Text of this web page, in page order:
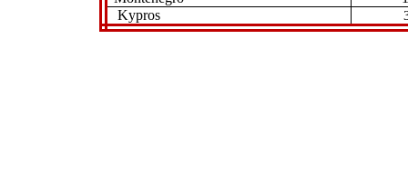
Kypros